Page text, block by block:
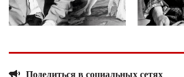
Поделиться в социальных сетях